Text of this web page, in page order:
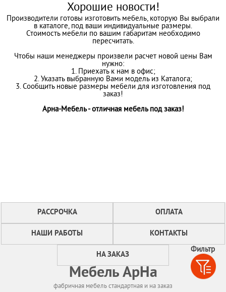
Фильтр
Хорошие новости!
Производители готовы изготовить мебель, которую Вы выбрали
в каталоге, под ваши индивидуальные размеры.
Стоимость мебели по вашим габаритам необходимо
пересчитать.
Чтобы наши менеджеры произвели расчет новой цены Вам
нужно:
1. Приехать к нам в офис;
2. Указать выбранную Вами модель из Каталога;
3. Сообщить новые размеры мебели для изготовления под
заказ!
Арна-Мебель - отличная мебель под заказ!
РАССРОЧКА ОПЛАТА
НАШИ РАБОТЫ КОНТАКТЫ
НА ЗАКАЗ
Мебель АрНа
фабричная мебель стандартная и на заказ